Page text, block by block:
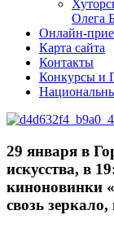
Олега
Онлайн-
Карта сайта
Контакты
Конкурсы и
29 января в
искусства, в
киноновинки
свозь